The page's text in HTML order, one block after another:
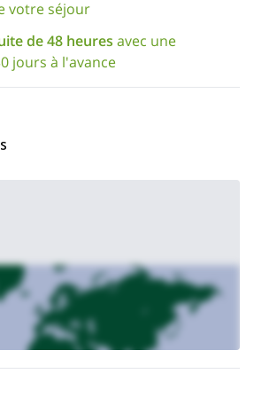
votre séjour
de 48 heures avec une
jours à l'avance